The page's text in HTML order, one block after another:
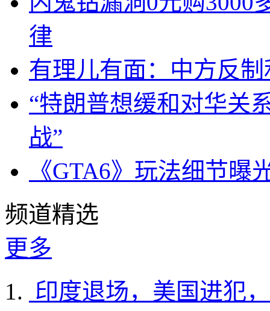
律
有理儿有面：中方反
“特朗普想缓和对华关
战”
《GTA6》玩法细节
频道精选
更多
印度退场，美国进犯